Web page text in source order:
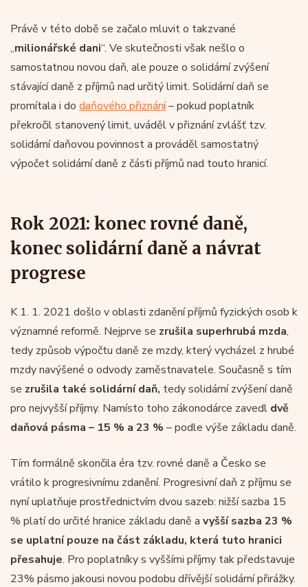
Právě v této době se začalo mluvit o takzvané
„milionářské dani“. Ve skutečnosti však nešlo o
samostatnou novou daň, ale pouze o solidární zvýšení
stávající daně z příjmů nad určitý limit. Solidární daň se
promítala i do daňového přiznání– pokud poplatník
překročil stanovený limit, uváděl v přiznání zvlášť tzv.
solidární daňovou povinnost a prováděl samostatný
výpočet solidární daně z části příjmů nad touto hranicí.
Rok 2021: konec rovné daně,
konec solidární daně a návrat
progrese
K 1. 1. 2021 došlo v oblasti zdanění příjmů fyzických osob k
významné reformě. Nejprve se zrušila superhrubá mzda,
tedy způsob výpočtu daně ze mzdy, který vycházel z hrubé
mzdy navýšené o odvody zaměstnavatele. Současně s tím
se zrušila také solidární daň, tedy solidární zvýšení daně
pro nejvyšší příjmy. Namísto toho zákonodárce zavedl dvě
daňová pásma – 15 % a 23 % – podle výše základu daně.
Tím formálně skončila éra tzv. rovné daně a Česko se
vrátilo k progresivnímu zdanění. Progresivní daň z příjmu se
nyní uplatňuje prostřednictvím dvou sazeb: nižší sazba 15
% platí do určité hranice základu daně a vyšší sazba 23 %
se uplatní pouze na část základu, která tuto hranici
přesahuje. Pro poplatníky s vyššími příjmy tak představuje
23% pásmo jakousi novou podobu dřívější solidární přirážky.